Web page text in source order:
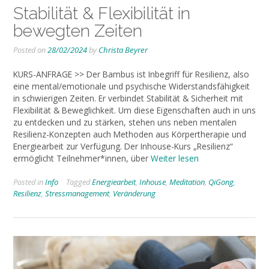
Stabilität & Flexibilität in
bewegten Zeiten
Posted on28/02/2024by Christa Beyrer
KURS-ANFRAGE >> Der Bambus ist Inbegriff für Resilienz, also
eine mental/emotionale und psychische Widerstandsfähigkeit
in schwierigen Zeiten. Er verbindet Stabilität & Sicherheit mit
Flexibilität & Beweglichkeit. Um diese Eigenschaften auch in uns
zu entdecken und zu stärken, stehen uns neben mentalen
Resilienz-Konzepten auch Methoden aus Körpertherapie und
Energiearbeit zur Verfügung. Der Inhouse-Kurs „Resilienz“
ermöglicht Teilnehmer*innen, über Weiter lesen
Posted inInfo TaggedEnergiearbeit, Inhouse, Meditation, QiGong,
Resilienz, Stressmanagement, Veränderung